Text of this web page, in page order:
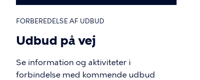
FORBEREDELSE AF UDBUD
Udbud på vej
Se information og aktiviteter i
forbindelse med kommende udbud